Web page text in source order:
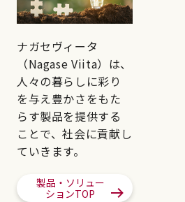
ナガセヴィータ
（Nagase Viita）は、
人々の暮らしに彩り
を与え豊かさをもた
らす製品を提供する
ことで、社会に貢献し
ていきます。
製品・ソリュー
ションTOP